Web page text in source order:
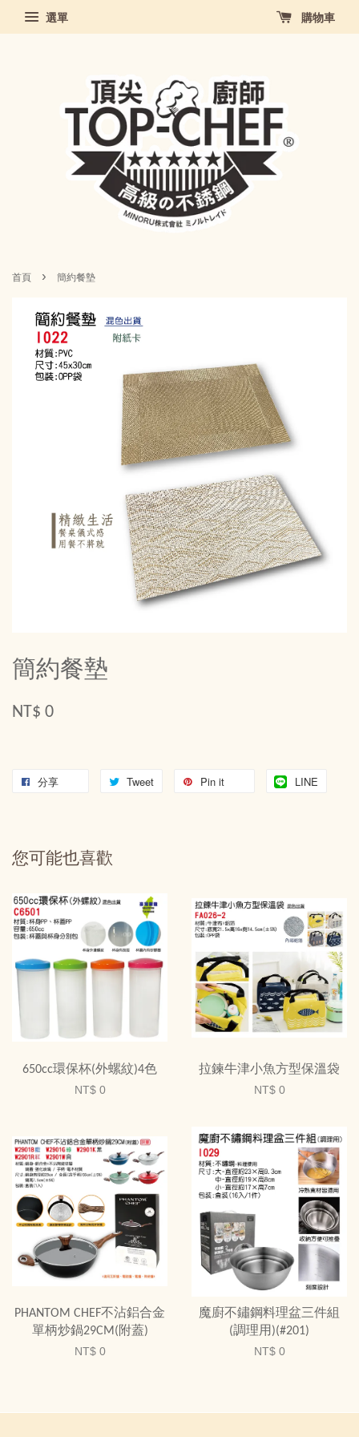
選單 購物車
首頁 › 簡約餐墊
簡約餐墊
NT$ 0
分享 Tweet Pin it LINE
您可能也喜歡
650cc環保杯(外螺紋)4色
NT$ 0
拉鍊牛津小魚方型保溫袋
NT$ 0
PHANTOM CHEF不沾鋁合金
單柄炒鍋29CM(附蓋)
NT$ 0
魔廚不鏽鋼料理盆三件組
(調理用)(#201)
NT$ 0